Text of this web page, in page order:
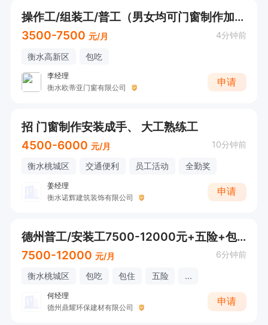
操作工/组装工/普工（男女均可门窗制作加工）【计件工资+班车定点接送+中午包吃】
3500-7500 元/月 4分钟前
衡水高新区 包吃
李经理
衡水欧蒂亚门窗有限公司
申请
招 门窗制作安装成手、 大工熟练工
4500-6000 元/月 10分钟前
衡水桃城区 交通便利 员工活动 全勤奖
姜经理
衡水诺辉建筑装饰有限公司
申请
德州普工/安装工7500-12000元+五险+包吃包住
7500-12000 元/月 6分钟前
衡水桃城区 包吃 包住 五险 ...
何经理
德州鼎耀环保建材有限公司
申请